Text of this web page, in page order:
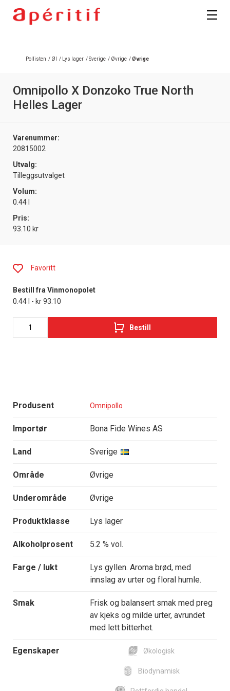
Pollisten / Øl / Lys lager /Sverige / Øvrige /Øvrige
Omnipollo X Donzoko True North
Helles Lager
Varenummer:
20815002
Utvalg:
Tilleggsutvalget
Volum:
0.44 l
Pris:
93.10 kr
Produsent Omnipollo
Importør Bona Fide Wines AS
Land Sverige
Område Øvrige
Underområde Øvrige
Produktklasse Lys lager
Alkoholprosent 5.2 % vol.
Farge / lukt
Lys gyllen. Aroma brød, med
innslag av urter og floral humle.
Smak
Frisk og balansert smak med preg
av kjeks og milde urter, avrundet
med lett bitterhet.
Egenskaper Økologisk
Biodynamisk
Favoritt
Bestill fra Vinmonopolet
0.44 l - kr 93.10
Bestill